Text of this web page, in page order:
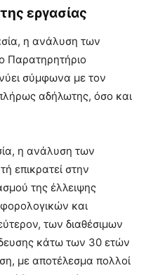
εργασίας
η ανάλυση των
Παρατηρητήριο
σύμφωνα με τον
αδήλωτης, όσο και
η ανάλυση των
επικρατεί στην
της έλλειψης
και
των διαθέσιμων
κάτω των 30 ετών
με αποτέλεσμα πολλοί